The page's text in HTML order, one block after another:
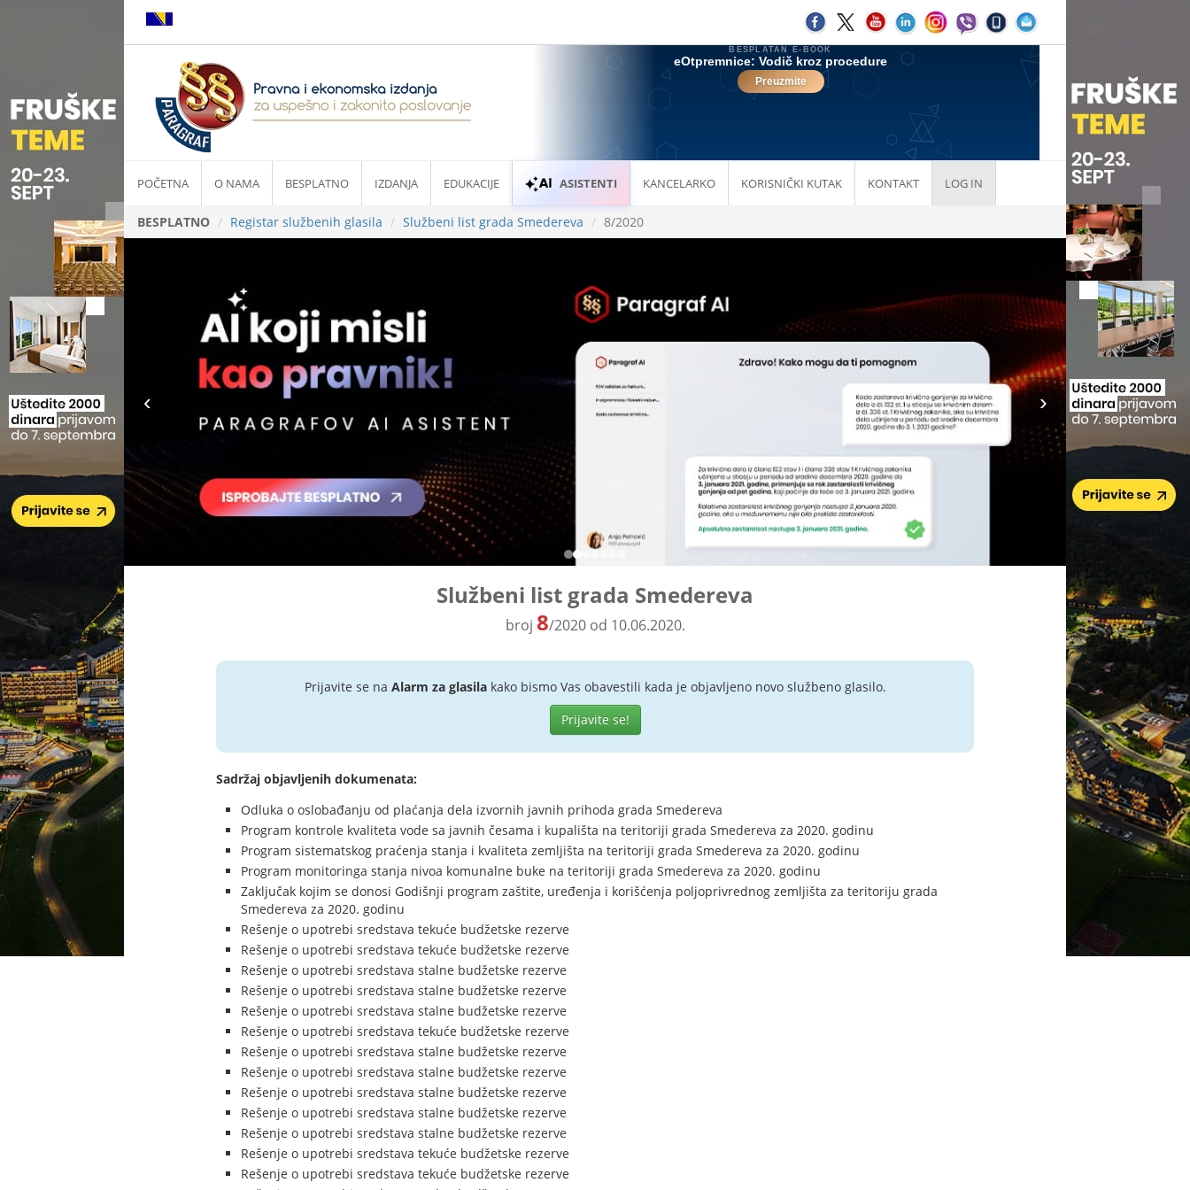
POČETNA O NAMA BESPLATNO IZDANJA EDUKACIJE ASISTENTI KANCELARKO KORISNIČKI KUTAK KONTAKT LOG IN
BESPLATNO Registar službenih glasila Službeni list grada Smedereva 8/2020
Službeni list grada Smedereva
broj 8/2020 od 10.06.2020.
Prijavite se na Alarm za glasilakako bismo Vas obavestili kada je objavljeno novo službeno glasilo.
Prijavite se!
Sadržaj objavljenih dokumenata:
Odluka o oslobađanju od plaćanja dela izvornih javnih prihoda grada Smedereva
Program kontrole kvaliteta vode sa javnih česama i kupališta na teritoriji grada Smedereva za 2020. godinu
Program sistematskog praćenja stanja i kvaliteta zemljišta na teritoriji grada Smedereva za 2020. godinu
Program monitoringa stanja nivoa komunalne buke na teritoriji grada Smedereva za 2020. godinu
Zaključak kojim se donosi Godišnji program zaštite, uređenja i korišćenja poljoprivrednog zemljišta za teritoriju grada
Smedereva za 2020. godinu
Rešenje o upotrebi sredstava tekuće budžetske rezerve
Rešenje o upotrebi sredstava tekuće budžetske rezerve
Rešenje o upotrebi sredstava stalne budžetske rezerve
Rešenje o upotrebi sredstava stalne budžetske rezerve
Rešenje o upotrebi sredstava stalne budžetske rezerve
Rešenje o upotrebi sredstava tekuće budžetske rezerve
Rešenje o upotrebi sredstava stalne budžetske rezerve
Rešenje o upotrebi sredstava stalne budžetske rezerve
Rešenje o upotrebi sredstava stalne budžetske rezerve
Rešenje o upotrebi sredstava stalne budžetske rezerve
Rešenje o upotrebi sredstava stalne budžetske rezerve
Rešenje o upotrebi sredstava tekuće budžetske rezerve
Rešenje o upotrebi sredstava tekuće budžetske rezerve